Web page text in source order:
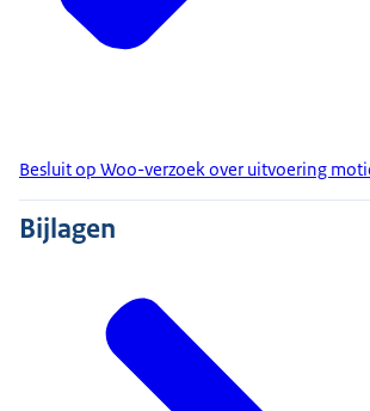
Besluit op Woo-verzoek over uitvoering
Bijlagen